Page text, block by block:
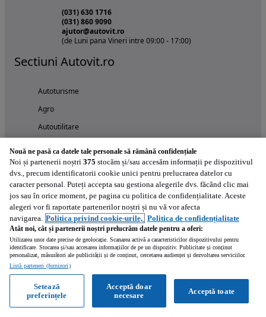
(031) 630 1716
(031) 860 9090
ajutor@autovit.ro
(de Luni pana Vineri intre 09:00 - 17:00)
Sectiuni Autovit.ro
Autoturisme
Agro
Autoutilitare
Constructii
Motociclete
Piese
Remorci
Autovit
Informatii Ordin 225/2023
Blog
Cat valoreaza autoturismul tau?
Nouă ne pasă ca datele tale personale să rămână confidențiale
Noi și partenerii noștri 375 stocăm și/sau accesăm informații pe dispozitivul
dvs., precum identificatorii cookie unici pentru prelucrarea datelor cu
caracter personal. Puteți accepta sau gestiona alegerile dvs. făcând clic mai
jos sau în orice moment, pe pagina cu politica de confidențialitate. Aceste
alegeri vor fi raportate partenerilor noștri și nu vă vor afecta
navigarea. Politica privind cookie-urile, Politica de confidențialitate
Atât noi, cât și partenerii noștri prelucrăm datele pentru a oferi:
Utilizarea unor date precise de geolocație. Scanarea activă a caracteristicilor dispozitivului pentru
identificare. Stocarea și/sau accesarea informațiilor de pe un dispozitiv. Publicitate și conținut
personalizat, măsurători ale publicității și de conținut, cercetarea audienței și dezvoltarea serviciilor.
Listă parteneri (furnizori)
Acceptă toate
Acceptă doar
necesare
Setează
preferințele